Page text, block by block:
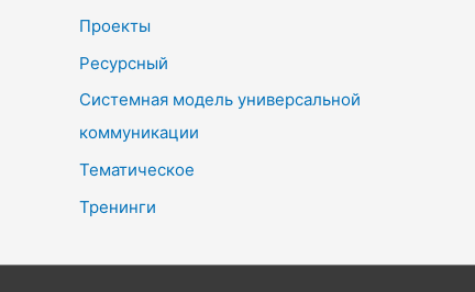
Проекты
Ресурсный
Системная модель универсальной
коммуникации
Тематическое
Тренинги